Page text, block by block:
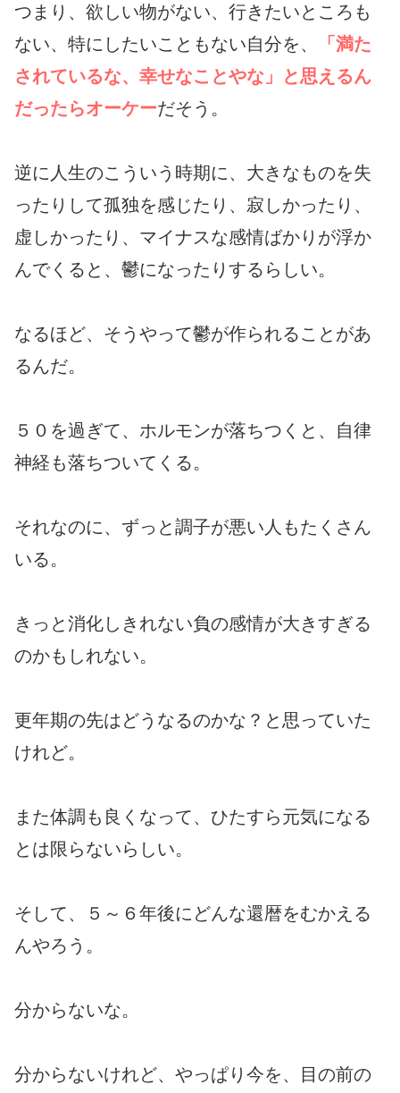
つまり、欲しい物がない、行きたいところも
ない、特にしたいこともない自分を、
「満た
されているな、幸せなことやな」と思えるん
だったらオーケーだそう。
逆に人生のこういう時期に、大きなものを失
ったりして孤独を感じたり、寂しかったり、
虚しかったり、マイナスな感情ばかりが浮か
んでくると、鬱になったりするらしい。
なるほど、そうやって鬱が作られることがあ
るんだ。
５０を過ぎて、ホルモンが落ちつくと、自律
神経も落ちついてくる。
それなのに、ずっと調子が悪い人もたくさん
いる。
きっと消化しきれない負の感情が大きすぎる
のかもしれない。
更年期の先はどうなるのかな？と思っていた
けれど。
また体調も良くなって、ひたすら元気になる
とは限らないらしい。
そして、５～６年後にどんな還暦をむかえる
んやろう。
分からないな。
分からないけれど、やっぱり今を、目の前の